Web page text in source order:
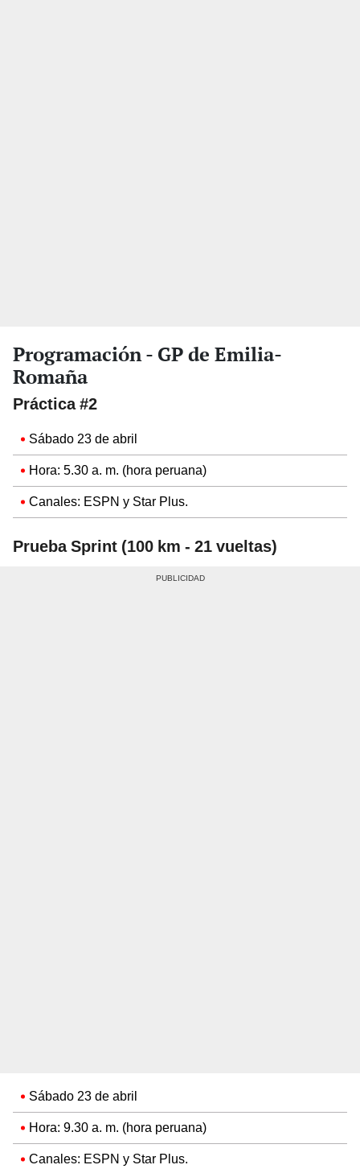
Programación - GP de Emilia-
Romaña
Práctica #2
Sábado 23 de abril
Hora: 5.30 a. m. (hora peruana)
Canales: ESPN y Star Plus.
Prueba Sprint (100 km - 21 vueltas)
Sábado 23 de abril
Hora: 9.30 a. m. (hora peruana)
Canales: ESPN y Star Plus.